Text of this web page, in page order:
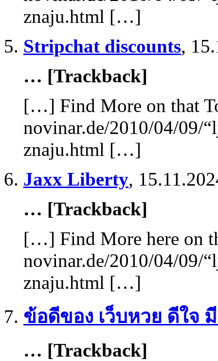
znaju.html […]
Stripchat discounts,
… [Trackback]
[…] Find More on that
novinar.de/2010/04/09/
znaju.html […]
Jaxx Liberty,
… [Trackback]
[…] Find More here on
novinar.de/2010/04/09/
znaju.html […]
ข้อดีของ เว็บหวย ดีใจ
… [Trackback]